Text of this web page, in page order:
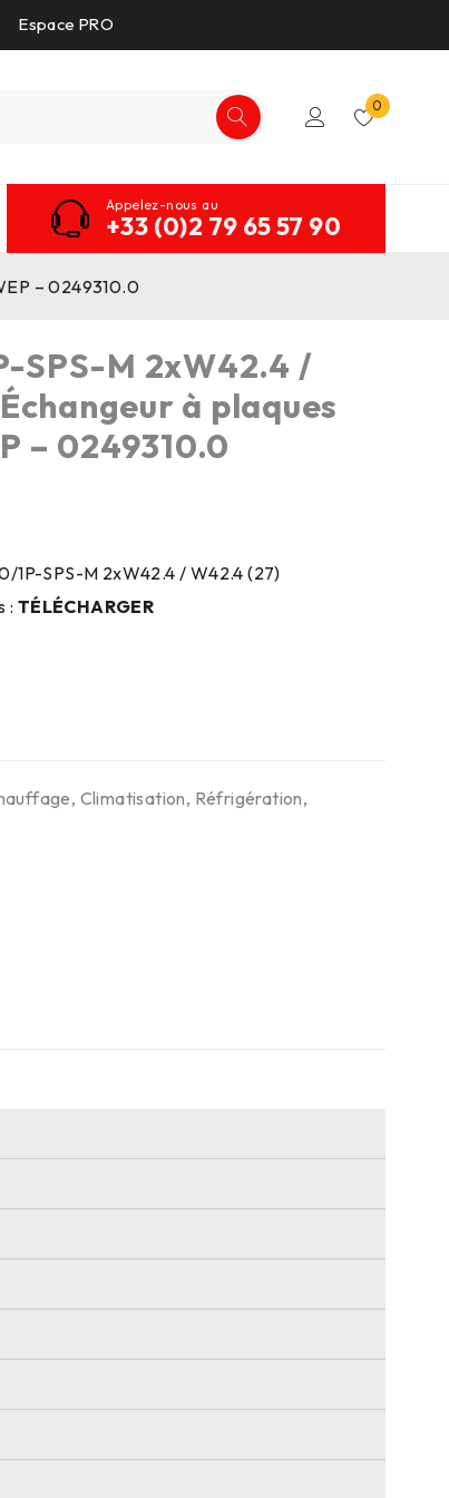
Espace PRO
0
Appelez-nous au
+33 (0)2 79 65 57 90
– 0249310.0
SPS-M 2xW42.4 /
à plaques
– 0249310.0
1P-SPS-M 2xW42.4 / W42.4 (27)
: TÉLÉCHARGER
, Climatisation, Réfrigération,